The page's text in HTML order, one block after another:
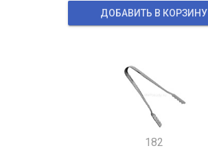
ДОБАВИТЬ В КОРЗИНУ
182